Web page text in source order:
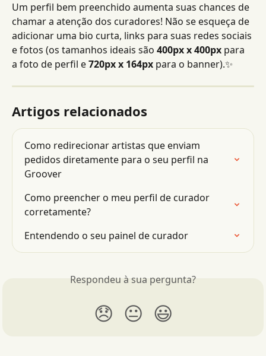
Um perfil bem preenchido aumenta suas chances de
chamar a atenção dos curadores! Não se esqueça de
adicionar uma bio curta, links para suas redes sociais
e fotos (os tamanhos ideais são 400px x 400px para
a foto de perfil e 720px x 164px para o banner).✨
Artigos relacionados
Como redirecionar artistas que enviam
pedidos diretamente para o seu perfil na
Groover
Como preencher o meu perfil de curador
corretamente?
Entendendo o seu painel de curador
Respondeu à sua pergunta?
😞 😐 😃